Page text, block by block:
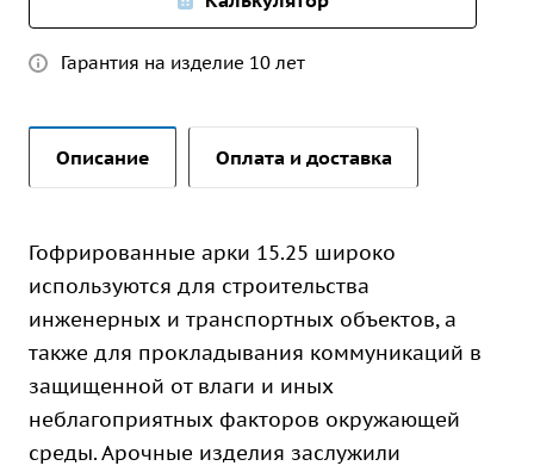
Гарантия на изделие 10 лет
Описание Оплата и доставка
Гофрированные арки 15.25 широко
используются для строительства
инженерных и транспортных объектов, а
также для прокладывания коммуникаций в
защищенной от влаги и иных
неблагоприятных факторов окружающей
среды. Арочные изделия заслужили